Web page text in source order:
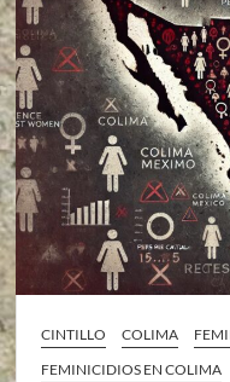
CINTILLO COLIMA
FEMINICIDIOS EN COLIMA